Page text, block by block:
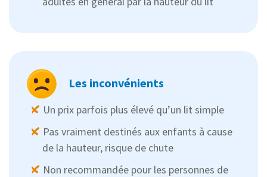
Les inconvénients
Un prix parfois plus élevé qu’un lit simple
Pas vraiment destinés aux enfants à cause
de la hauteur, risque de chute
Non recommandée pour les personnes de